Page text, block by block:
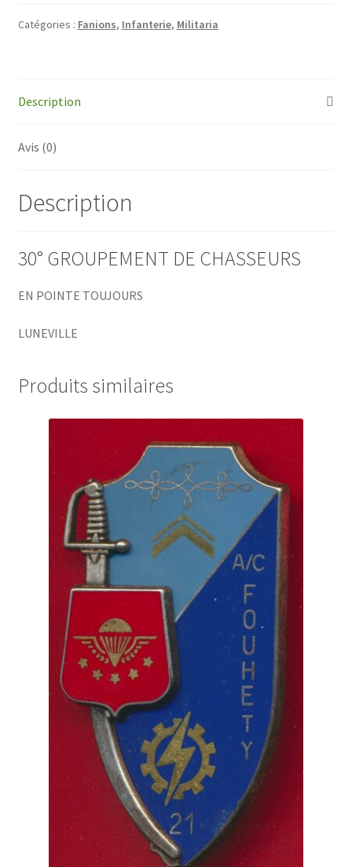
Groupement
Catégories : Fanions, Infanterie, Militaria
Description
Avis (0)
Description
30° GROUPEMENT DE CHASSEURS
EN POINTE TOUJOURS
LUNEVILLE
Produits similaires